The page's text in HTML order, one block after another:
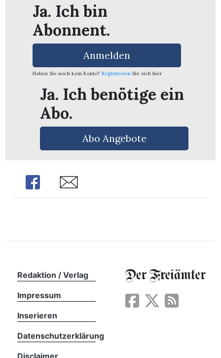
Ja. Ich bin
Abonnent.
Anmelden
Haben Sie noch kein Konto? Registrieren Sie sich hier
Ja. Ich benötige ein
Abo.
Abo Angebote
Share Share
Redaktion / Verlag
Impressum
Inserieren
Datenschutzerklärung
Disclaimer